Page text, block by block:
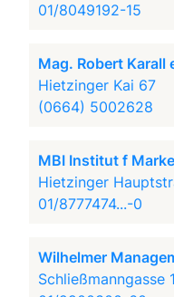
01/8049192-15
Mag. Robert Karall
Hietzinger Kai 67
(0664) 5002628
MBI Institut f
Hietzinger
01/8777474...-0
Wilhelmer
Schließmanngasse